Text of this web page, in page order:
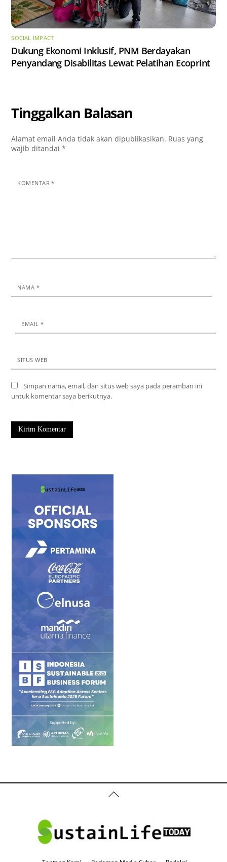
SOCIAL IMPACT
Dukung Ekonomi Inklusif, PNM Berdayakan
Penyandang Disabilitas Lewat Pelatihan Ecoprint
Tinggalkan Balasan
Alamat email Anda tidak akan dipublikasikan. Ruas yang
wajib ditandai*
KOMENTAR*
NAMA *
EMAIL*
SITUS WEB
Simpan nama, email, dan situs web saya pada peramban ini
untuk komentar saya berikutnya.
Back
To